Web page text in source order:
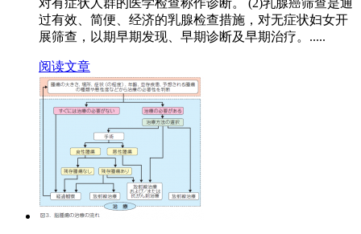
对有症状人群的医学检查称作诊断。 (2)乳腺癌筛查是通
过有效、简便、经济的乳腺检查措施，对无症状妇女开
展筛查，以期早期发现、早期诊断及早期治疗。.....
阅读文章